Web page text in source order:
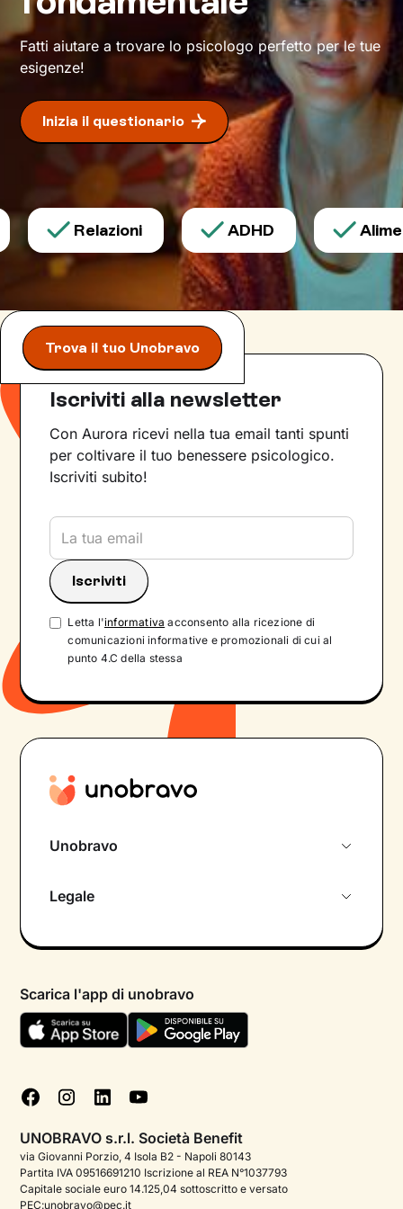
di individuare risorse interiori che ti
permetteranno diesprimerti con modalità
nuove.
Fatti aiutare a trovare lo psicologo perfetto per le tue
esigenze!
Inizia il questionario
Relazioni ADHD
Trova il tuo Unobravo
Iscriviti alla newsletter
Con Aurora ricevi nella tua email tanti spunti
per coltivare il tuo benessere psicologico.
Iscriviti subito!
Letta l'informativa acconsento alla ricezione di
comunicazioni informative e promozionali di cui al
punto 4.C della stessa
Unobravo
Psicologo in chat
Aiuto urgente
FAQ
Podcast di psicologia
Corporate
Legale
Termini e condizioni
Informativa Privacy
Cookie policy
Gestisci cookie
Scarica l'app di unobravo
UNOBRAVO s.r.l. Società Benefit
via Giovanni Porzio, 4 Isola B2 - Napoli 80143
Partita IVA 09516691210 Iscrizione al REA N°1037793
Capitale sociale euro 14.125,04 sottoscritto e versato
PEC:unobravo@pec.it